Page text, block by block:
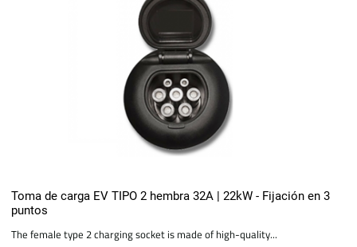
Toma de carga EV TIPO 2 hembra 32A | 22kW - Fijación en 3
puntos
The female type 2 charging socket is made of high-quality...